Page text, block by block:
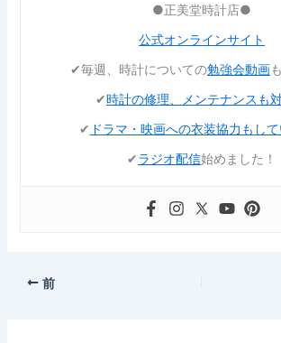
●正美堂時計店●
公式オンラインサイト
✔︎毎週、時計についての勉強会動画
✔︎時計の修理、メンテナンスも
✔︎ ドラマ・映画への衣装協力もし
✔︎ラジオ配信始めました！
前